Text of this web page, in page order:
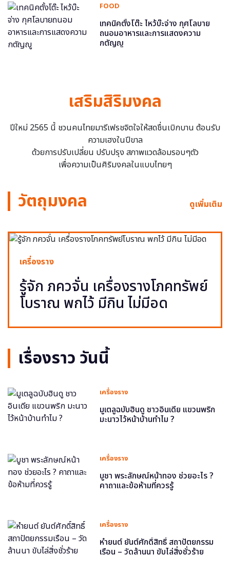
FOOD
เทคนิคตั้งโต๊ะ ไหว้บ๊ะจ่าง กุศโลบาย
ถนอมอาหารและการแสดงความ
กตัญญู
เสริมสิริมงคล
ปีใหม่ 2565 นี้ ชวนคนไทยมารีเฟรชจิตใจให้สดชื่นเบิกบาน ต้อนรับ
ความเฮงในปีขาล
ด้วยการปรับเปลี่ยน ปรับปรุง สภาพแวดล้อมรอบๆตัว
เพื่อความเป็นศิริมงคลในแบบไทยๆ
วัตถุมงคล ดูเพิ่มเติม
เครื่องราง
รู้จัก ภควจั่น เครื่องรางโภคทรัพย์
โบราณ พกไว้ มีกิน ไม่มีอด
เรื่องราว วันนี้
เครื่องราง
มูเตลูฉบับฮินดู ชาวอินเดีย แขวนพริก
มะนาวไว้หน้าบ้านทำไม ?
เครื่องราง
บูชา พระลักษณ์หน้าทอง ช่วยอะไร ?
คาถาและข้อห้ามที่ควรรู้
เครื่องราง
หำยนต์ ยันต์ศักดิ์สิทธิ์ สถาปัตยกรรม
เรือน – วัดล้านนา ขับไล่สิ่งชั่วร้าย